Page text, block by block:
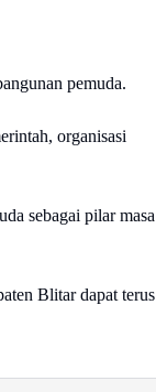
pemuda.
organisasi
sebagai pilar masa
Blitar dapat terus